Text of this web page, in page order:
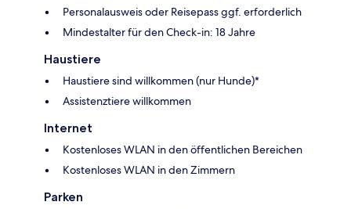
Personalausweis oder Reisepass ggf. erforderlich
Mindestalter für den Check-in: 18 Jahre
Haustiere
Haustiere sind willkommen (nur Hunde)*
Assistenztiere willkommen
Internet
Kostenloses WLAN in den öffentlichen Bereichen
Kostenloses WLAN in den Zimmern
Parken